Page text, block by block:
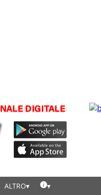
ALTRO